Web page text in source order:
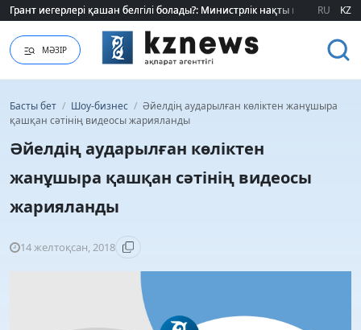
Грант иегерлері қашан белгілі болады?: Министрлік нақты мерзімді
Грант иегерлері қашан белгілі болады?: Министрлік нақты мерзімді
RU KZ
МӘЗІР
Басты бет / Шоу-бизнес / Әйелдің аударылған көліктен жанұшыра
қашқан сәтінің видеосы жарияланды
Әйелдің аударылған көліктен
жанұшыра қашқан сәтінің видеосы
жарияланды
14 желтоқсан, 2018